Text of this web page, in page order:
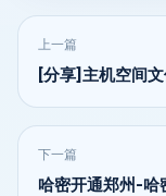
上一篇
[分享]主机空间
下一篇
哈密开通郑州-